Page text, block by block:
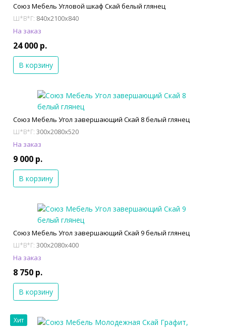
Союз Мебель Угловой шкаф Скай белый глянец
Ш*В*Г: 840x2100x840
На заказ
24 000 р.
В корзину
Союз Мебель Угол завершающий Скай 8 белый глянец
Ш*В*Г: 300x2080x520
На заказ
9 000 р.
В корзину
Союз Мебель Угол завершающий Скай 9 белый глянец
Ш*В*Г: 300x2080x400
На заказ
8 750 р.
В корзину
Хит